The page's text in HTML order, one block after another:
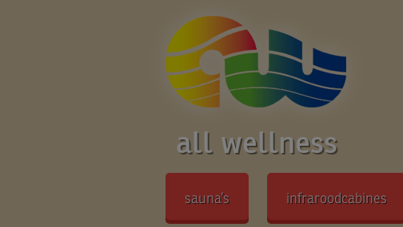
all wellness
sauna’s infraroodcabines